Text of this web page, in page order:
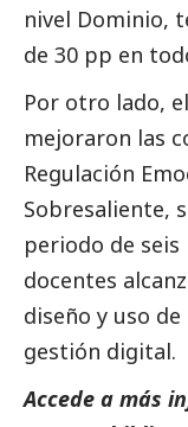
nivel Dominio,
de 30 pp en
Por otro lado,
mejoraron las
Regulación
Sobresaliente,
periodo de seis
docentes
diseño y uso
gestión digital.
Accede a más